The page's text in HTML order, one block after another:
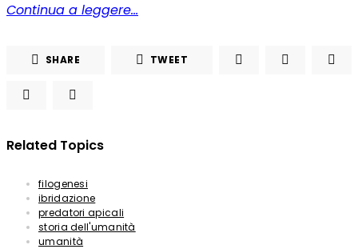
Continua a leggere…
SHARE TWEET
Related Topics
filogenesi
ibridazione
predatori apicali
storia dell'umanità
umanità